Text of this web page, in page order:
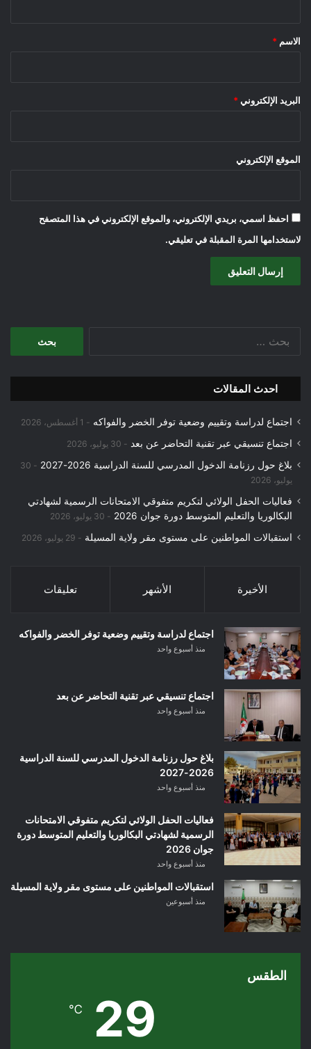
*
الاسم *
البريد الإلكتروني *
الموقع الإلكتروني
احفظ اسمي، بريدي الإلكتروني، والموقع الإلكتروني في هذا المتصفح
لاستخدامها المرة المقبلة في تعليقي.
احدث المقالات
اجتماع لدراسة وتقييم وضعية توفر الخضر والفواكه 1 أغسطس، 2026
اجتماع تنسيقي عبر تقنية التحاضر عن بعد 30 يوليو، 2026
بلاغ حول رزنامة الدخول المدرسي للسنة الدراسية 2026-2027
30
يوليو، 2026
فعاليات الحفل الولائي لتكريم متفوقي الامتحانات الرسمية لشهادتي
البكالوريا والتعليم المتوسط دورة جوان 2026
30 يوليو، 2026
استقبالات المواطنين على مستوى مقر ولاية المسيلة 29 يوليو، 2026
الأخيرة الأشهر تعليقات
اجتماع لدراسة وتقييم وضعية توفر الخضر والفواكه
منذ أسبوع واحد
اجتماع تنسيقي عبر تقنية التحاضر عن بعد
منذ أسبوع واحد
بلاغ حول رزنامة الدخول المدرسي للسنة الدراسية
2026-2027
منذ أسبوع واحد
فعاليات الحفل الولائي لتكريم متفوقي الامتحانات
الرسمية لشهادتي البكالوريا والتعليم المتوسط دورة
جوان 2026
منذ أسبوع واحد
استقبالات المواطنين على مستوى مقر ولاية المسيلة
منذ أسبوعين
الطقس
29
℃